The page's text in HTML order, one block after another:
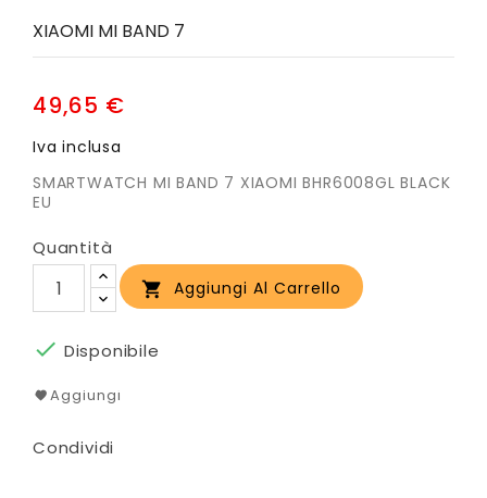
XIAOMI MI BAND 7
49,65 €
Iva inclusa
SMARTWATCH MI BAND 7 XIAOMI BHR6008GL BLACK
EU
Quantità
 Aggiungi Al Carrello
 Disponibile
Aggiungi
Condividi